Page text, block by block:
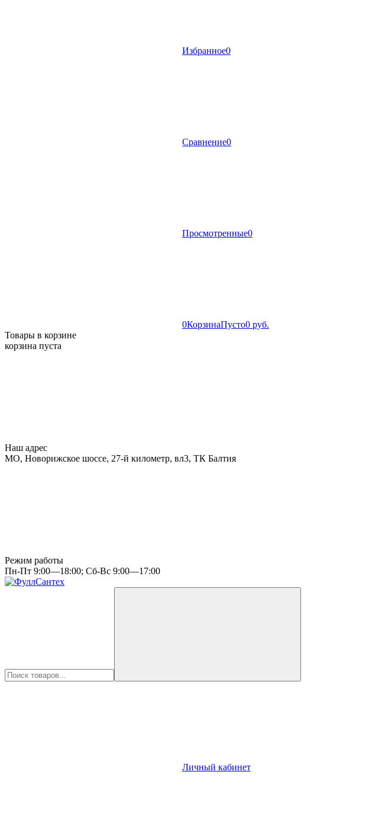
Избранное0
Сравнение0
Просмотренные0
0КорзинаПусто0 руб.
Товары в корзине
корзина пуста
Наш адрес
МО, Новорижское шоссе, 27-й километр, вл3, ТК Балтия
Режим работы
Пн-Пт 9:00—18:00; Сб-Вс 9:00—17:00
Личный кабинет